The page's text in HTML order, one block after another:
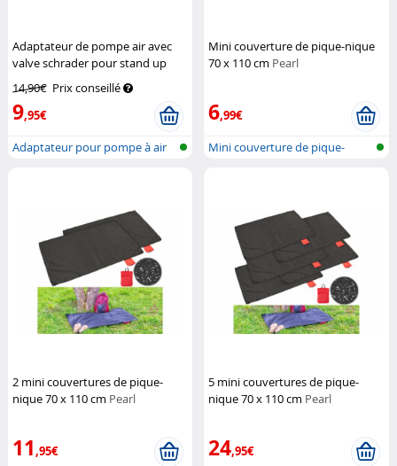
Adaptateur de pompe air avec
valve schrader pour stand up
14,90€ Prix conseillé
9,95€
Adaptateur pour pompe à air
Mini couverture de pique-nique
70 x 110 cm Pearl
6,99€
Mini couverture de pique-
2 mini couvertures de pique-
nique 70 x 110 cm Pearl
11,95€
5 mini couvertures de pique-
nique 70 x 110 cm Pearl
24,95€